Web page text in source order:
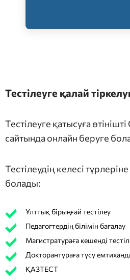
Тестілеуге қалай
Тестілеуге қатысуға
сайтында онлайн беруге
Тестілеудің келесі
болады:
Ұлттық бірыңғай тестілеу
Педагогтердің білімін бағалау
Магистратураға кешенді
Докторантураға түсу
ҚАЗТЕСТ